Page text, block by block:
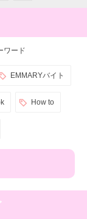
ワード
EMMARYバイト
How to